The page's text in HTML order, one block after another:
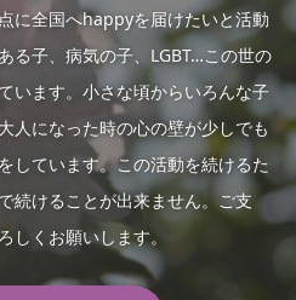
に全国へhappyを届けたいと活動
る子、病気の子、LGBT…この世の
います。小さな頃からいろんな子
人になった時の心の壁が少しでも
しています。この活動を続けるた
続けることが出来ません。ご支
しくお願いします。